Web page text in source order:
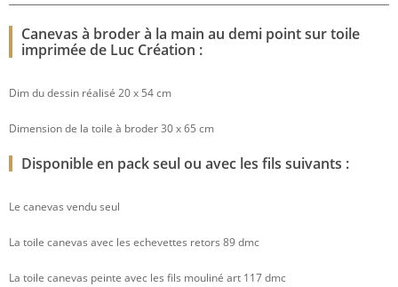
Canevas à broder à la main au demi point sur toile
imprimée de Luc Création :
Dim du dessin réalisé 20 x 54 cm
Dimension de la toile à broder 30 x 65 cm
Disponible en pack seul ou avec les fils suivants :
Le canevas vendu seul
La toile canevas avec les echevettes retors 89 dmc
La toile canevas peinte avec les fils mouliné art 117 dmc